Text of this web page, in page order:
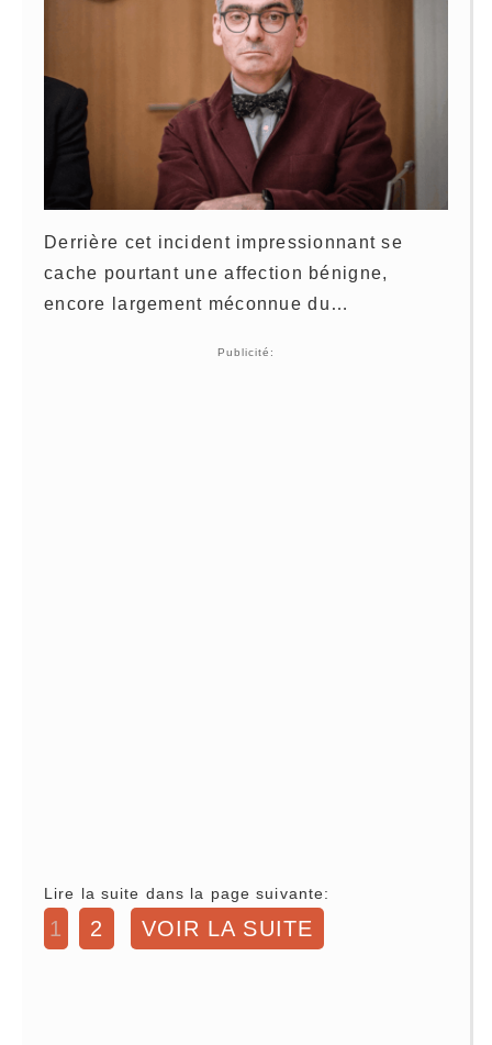
Derrière cet incident impressionnant se
cache pourtant une affection bénigne,
encore largement méconnue du…
Publicité:
Lire la suite dans la page suivante:
1 2 VOIR LA SUITE